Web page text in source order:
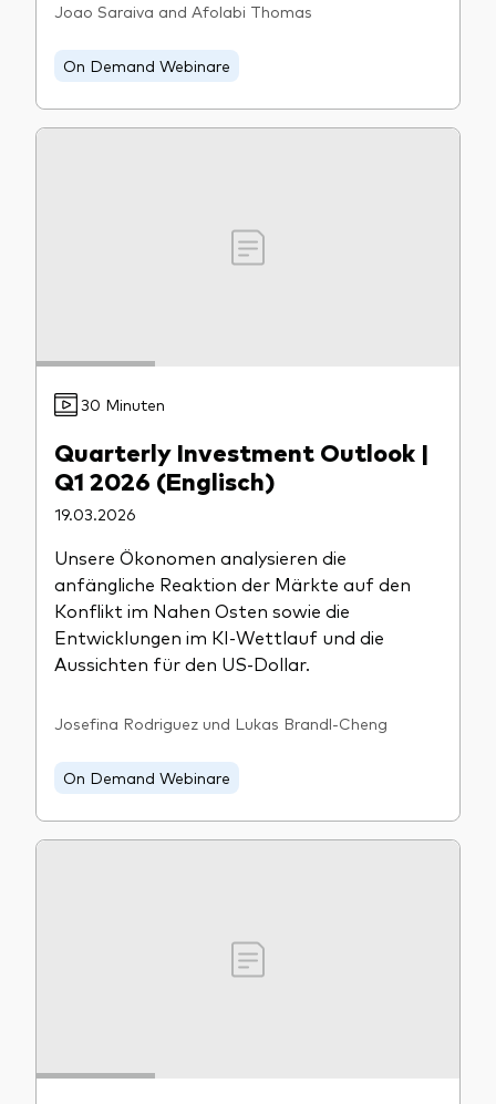
Joao Saraiva and Afolabi Thomas
On Demand Webinare
30 Minuten
Quarterly Investment Outlook |
Q1 2026 (Englisch)
19.03.2026
Unsere Ökonomen analysieren die
anfängliche Reaktion der Märkte auf den
Konflikt im Nahen Osten sowie die
Entwicklungen im KI-Wettlauf und die
Aussichten für den US‑Dollar.
Josefina Rodriguez und Lukas Brandl-Cheng
On Demand Webinare